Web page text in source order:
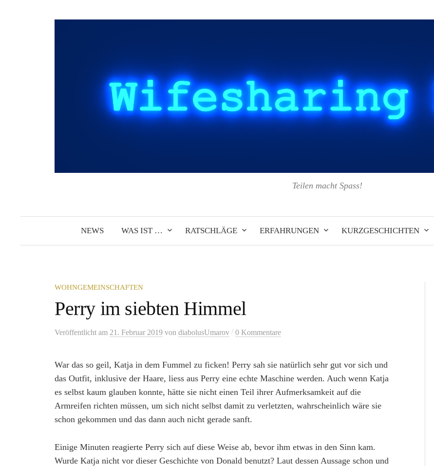
Teilen macht Spass!
NEWS WAS IST … RATSCHLÄGE ERFAHRUNGEN KURZGESCHICHTEN
WOHNGEMEINSCHAFTEN
Perry im siebten Himmel
Veröffentlicht am 21. Februar 2019 von diabolusUmarov / 0 Kommentare
War das so geil, Katja in dem Fummel zu ficken! Perry sah sie natürlich sehr gut vor sich und
das Outfit, inklusive der Haare, liess aus Perry eine echte Maschine werden. Auch wenn Katja
es selbst kaum glauben konnte, hätte sie nicht einen Teil ihrer Aufmerksamkeit auf die
Armreifen richten müssen, um sich nicht selbst damit zu verletzten, wahrscheinlich wäre sie
schon gekommen und das dann auch nicht gerade sanft.
Einige Minuten reagierte Perry sich auf diese Weise ab, bevor ihm etwas in den Sinn kam.
Wurde Katja nicht vor dieser Geschichte von Donald benutzt? Laut dessen Aussage schon und